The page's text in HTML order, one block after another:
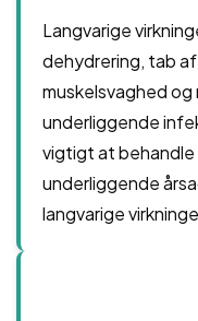
Langvarige
dehydrering, tab
muskelsvaghed
underliggende
vigtigt at
underliggende
langvarige